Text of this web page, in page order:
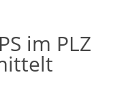
im PLZ